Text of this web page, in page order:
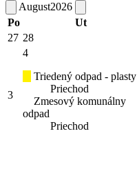
August2026
Po
Ut
27 28
3
4
Triedený odpad - plasty
Priechod
Zmesový komunálny
odpad
Priechod